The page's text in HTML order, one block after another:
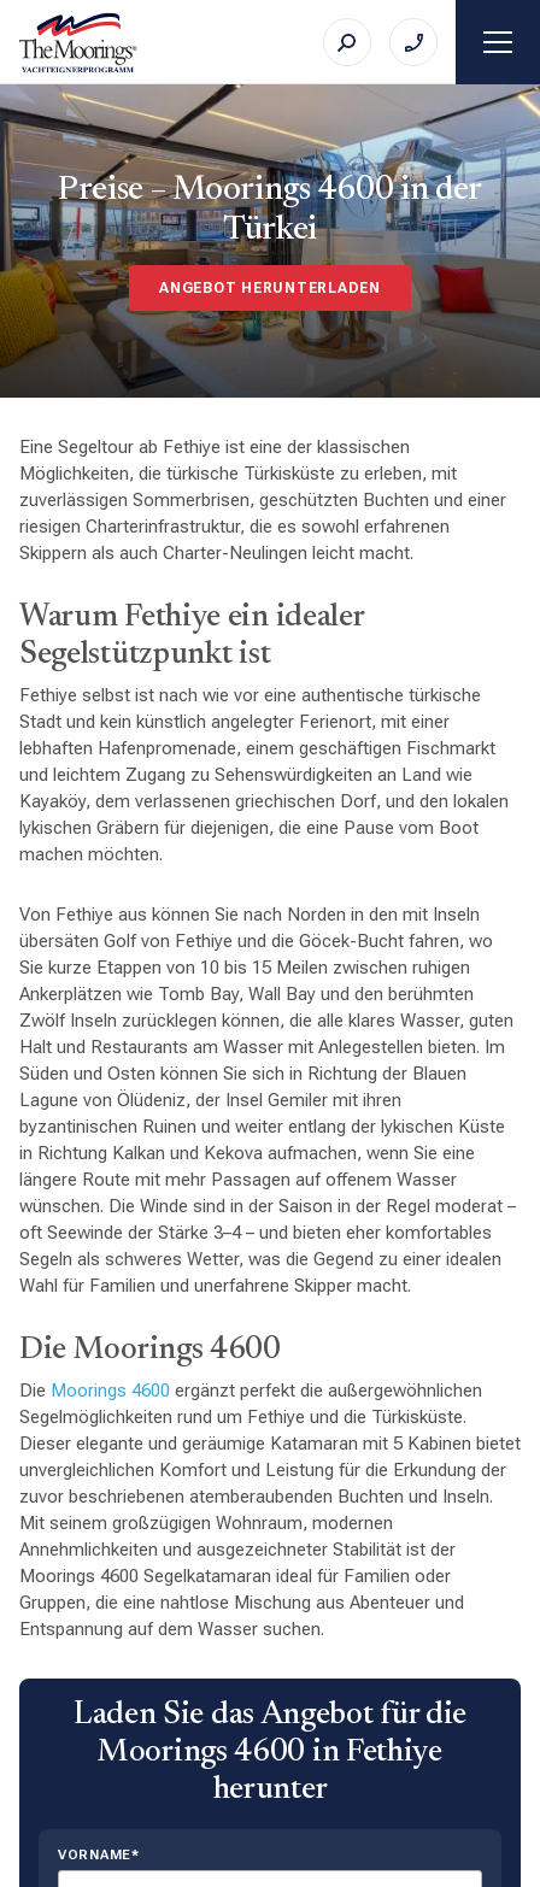
Preise – Moorings 4600 in der
Türkei
ANGEBOT HERUNTERLADEN
Eine Segeltour ab Fethiye ist eine der klassischen
Möglichkeiten, die türkische Türkisküste zu erleben, mit
zuverlässigen Sommerbrisen, geschützten Buchten und einer
riesigen Charterinfrastruktur, die es sowohl erfahrenen
Skippern als auch Charter-Neulingen leicht macht.
Warum Fethiye ein idealer
Segelstützpunkt ist
Fethiye selbst ist nach wie vor eine authentische türkische
Stadt und kein künstlich angelegter Ferienort, mit einer
lebhaften Hafenpromenade, einem geschäftigen Fischmarkt
und leichtem Zugang zu Sehenswürdigkeiten an Land wie
Kayaköy, dem verlassenen griechischen Dorf, und den lokalen
lykischen Gräbern für diejenigen, die eine Pause vom Boot
machen möchten.
Von Fethiye aus können Sie nach Norden in den mit Inseln
übersäten Golf von Fethiye und die Göcek-Bucht fahren, wo
Sie kurze Etappen von 10 bis 15 Meilen zwischen ruhigen
Ankerplätzen wie Tomb Bay, Wall Bay und den berühmten
Zwölf Inseln zurücklegen können, die alle klares Wasser, guten
Halt und Restaurants am Wasser mit Anlegestellen bieten. Im
Süden und Osten können Sie sich in Richtung der Blauen
Lagune von Ölüdeniz, der Insel Gemiler mit ihren
byzantinischen Ruinen und weiter entlang der lykischen Küste
in Richtung Kalkan und Kekova aufmachen, wenn Sie eine
längere Route mit mehr Passagen auf offenem Wasser
wünschen. Die Winde sind in der Saison in der Regel moderat –
oft Seewinde der Stärke 3–4 – und bieten eher komfortables
Segeln als schweres Wetter, was die Gegend zu einer idealen
Wahl für Familien und unerfahrene Skipper macht.
Die Moorings 4600
Die Moorings 4600 ergänzt perfekt die außergewöhnlichen
Segelmöglichkeiten rund um Fethiye und die Türkisküste.
Dieser elegante und geräumige Katamaran mit 5 Kabinen bietet
unvergleichlichen Komfort und Leistung für die Erkundung der
zuvor beschriebenen atemberaubenden Buchten und Inseln.
Mit seinem großzügigen Wohnraum, modernen
Annehmlichkeiten und ausgezeichneter Stabilität ist der
Moorings 4600 Segelkatamaran ideal für Familien oder
Gruppen, die eine nahtlose Mischung aus Abenteuer und
Entspannung auf dem Wasser suchen.
Laden Sie das Angebot für die
Moorings 4600 in Fethiye
herunter
VORNAME*